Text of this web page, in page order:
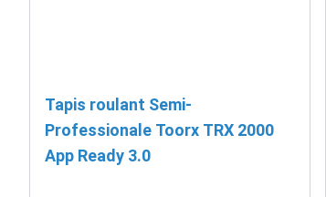
Tapis roulant Semi-
Professionale Toorx TRX 2000
App Ready 3.0